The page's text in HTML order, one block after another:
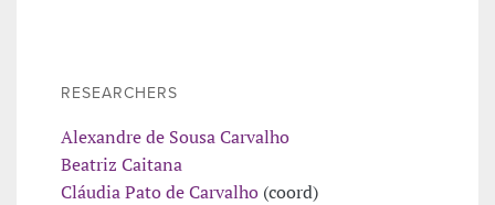
RESEARCHERS
Alexandre de Sousa Carvalho
Beatriz Caitana
Cláudia Pato de Carvalho (coord)